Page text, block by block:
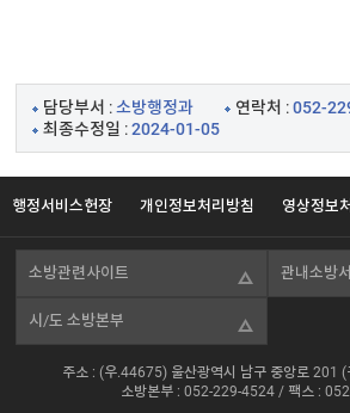
담당부서 :소방행정과 연락처 :052-
최종수정일 :2024-01-05
행정서비스헌장 개인정보처리방침 영상정보
소방관련사이트 관내소방서
시/도 소방본부
주소 : (우.44675) 울산광역시 남구 중앙로 201
소방본부 : 052-229-4524/ 팩스 :